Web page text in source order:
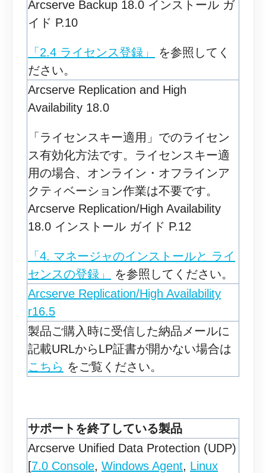
Arcserve Backup 18.0 インストール ガ
イド P.10
「2.4 ライセンス登録」
を参照してく
ださい。
Arcserve Replication and High
Availability 18.0
「ライセンスキー適用」でのライセン
ス有効化方法です。ライセンスキー適
用の場合、オンライン・オフラインア
クティベーション作業は不要です。
Arcserve Replication/High Availability
18.0 インストール ガイド P.12
「4. マネージャのインストールと ライ
センスの登録」
を参照してください。
Arcserve Replication/High Availability
r16.5
製品ご購入時に受信した納品メールに
記載URLからLP証書が開かない場合は
こちら をご覧ください。
サポートを終了している製品
Arcserve Unified Data Protection (UDP)
[7.0 Console, Windows Agent, Linux